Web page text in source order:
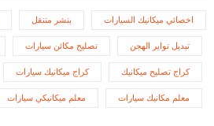
اخصائي ميكانيك السيارات بنشر متنقل
تبديل تواير الهجن تصليح مكائن سيارات
كراج تصليح ميكانيك كراج ميكانيك سيارات
معلم مكانيك سيارات معلم ميكانيكي سيارات